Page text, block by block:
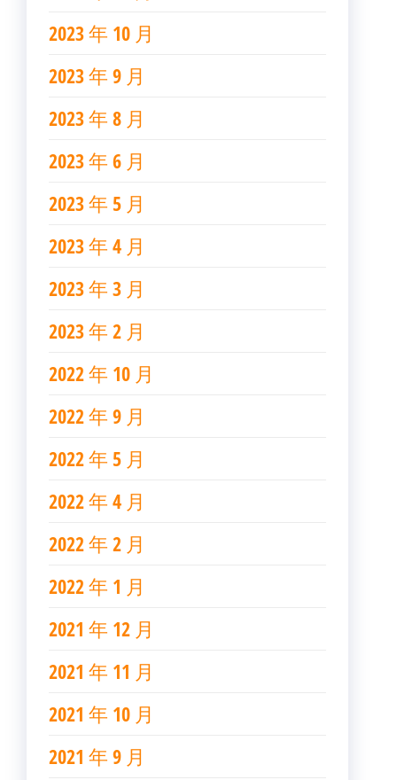
2023 年 10 月
2023 年 9 月
2023 年 8 月
2023 年 6 月
2023 年 5 月
2023 年 4 月
2023 年 3 月
2023 年 2 月
2022 年 10 月
2022 年 9 月
2022 年 5 月
2022 年 4 月
2022 年 2 月
2022 年 1 月
2021 年 12 月
2021 年 11 月
2021 年 10 月
2021 年 9 月